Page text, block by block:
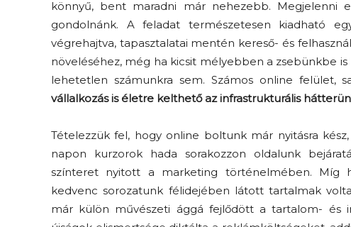
könnyű, bent maradni már nehezebb. Megjelenni
gondolnánk. A feladat természetesen kiadható
végrehajtva, tapasztalatai mentén kereső- és
növeléséhez, még ha kicsit mélyebben a zsebünkbe
lehetetlen számunkra sem. Számos online felület,
vállalkozás is életre kelthető az infrastrukturális
Tételezzük fel, hogy online boltunk már nyitásra
napon kurzorok hada sorakozzon oldalunk
színteret nyitott a marketing történelmében. Míg
kedvenc sorozatunk félidejében látott tartalmak
már külön művészeti ággá fejlődött a tartalom- és